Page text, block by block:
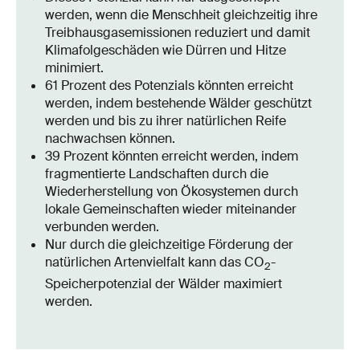
werden, wenn die Menschheit gleichzeitig ihre
Treibhausgasemissionen reduziert und damit
Klimafolgeschäden wie Dürren und Hitze
minimiert.
61 Prozent des Potenzials könnten erreicht
werden, indem bestehende Wälder geschützt
werden und bis zu ihrer natürlichen Reife
nachwachsen können.
39 Prozent könnten erreicht werden, indem
fragmentierte Landschaften durch die
Wiederherstellung von Ökosystemen durch
lokale Gemeinschaften wieder miteinander
verbunden werden.
Nur durch die gleichzeitige Förderung der
natürlichen Artenvielfalt kann das CO2-
Speicherpotenzial der Wälder maximiert
werden.